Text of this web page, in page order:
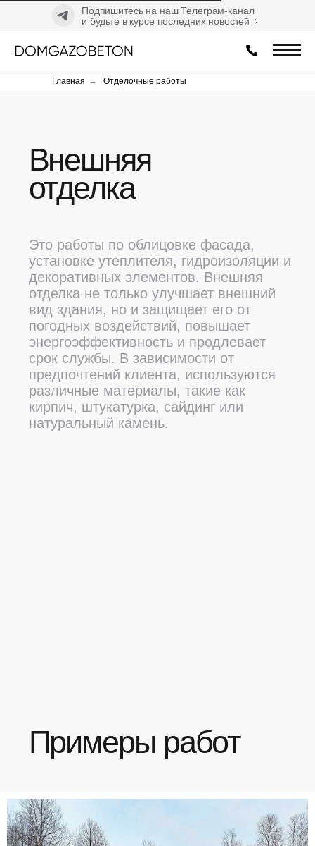
Подпишитесь на наш Телеграм-канал
и будьте в курсе последних новостей
Главная → Отделочные работы
установке утеплителя, гидроизоляции и
декоративных элементов. Внешняя
энергоэффективность и продлевает
срок службы. В зависимости от
предпочтений клиента, используются
различные материалы, такие как
кирпич, штукатурка, сайдинг или
натуральный камень.